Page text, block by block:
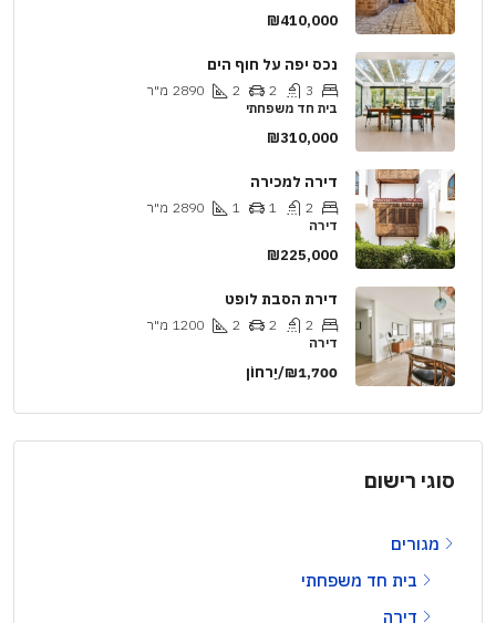
₪410,000
נכס יפה על חוף הים
3
2
2
2890 מ"ר
בית חד משפחתי
₪310,000
דירה למכירה
2
1
1
2890 מ"ר
דירה
₪225,000
דירת הסבת לופט
2
2
2
1200 מ"ר
דירה
₪1,700/יַרחוֹן
סוגי רישום
מגורים
בית חד משפחתי
דירה